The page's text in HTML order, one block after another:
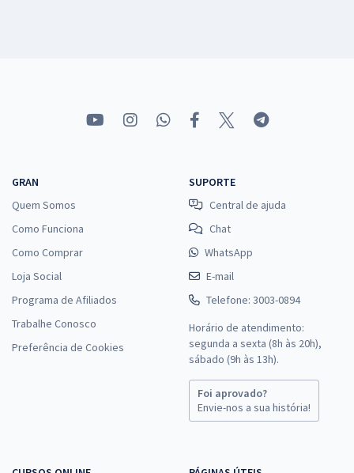
GRAN
Quem Somos
Como Funciona
Como Comprar
Loja Social
Programa de Afiliados
Trabalhe Conosco
Preferência de Cookies
SUPORTE
Central de ajuda
Chat
WhatsApp
E-mail
Telefone: 3003-0894
Horário de atendimento:
segunda a sexta (8h às 20h),
sábado (9h às 13h).
Foi aprovado?
Envie-nos a sua história!